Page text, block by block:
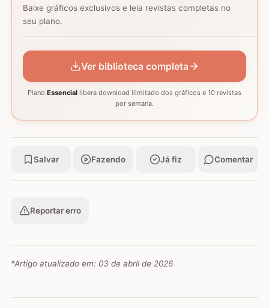
Baixe gráficos exclusivos e leia revistas completas no
seu plano.
Coração - Tapete
montagem
Ver biblioteca completa
Plano Essencial libera download ilimitado dos gráficos e 10 revistas
por semana.
Salvar Fazendo Já fiz Comentar
Reportar erro
*Artigo atualizado em: 03 de abril de 2026